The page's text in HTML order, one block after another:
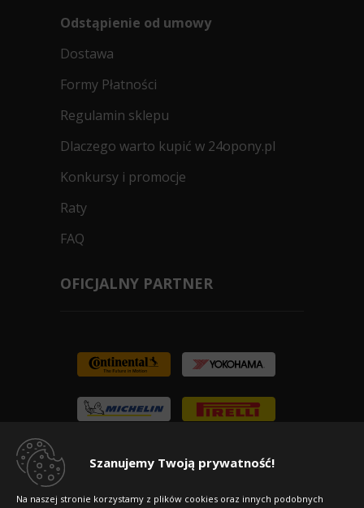
Szanujemy Twoją prywatność!
Na naszej stronie korzystamy z plików cookies oraz innych podobnych
Odstąpienie od umowy
Dostawa
Formy Płatności
Regulamin sklepu
Dlaczego warto kupić w 24opony.pl
Konkursy i promocje
Raty
FAQ
OFICJALNY PARTNER